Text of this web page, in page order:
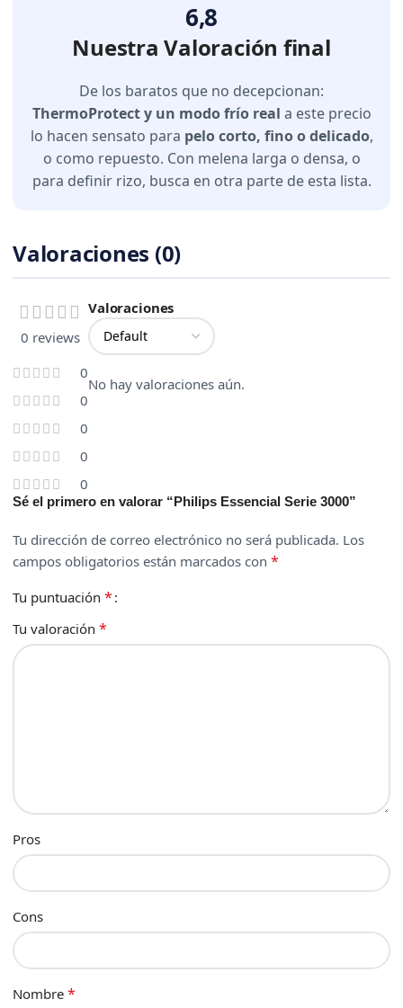
6,8
Nuestra Valoración final
De los baratos que no decepcionan:
ThermoProtect y un modo frío real a este precio
lo hacen sensato para pelo corto, fino o delicado,
o como repuesto. Con melena larga o densa, o
para definir rizo, busca en otra parte de esta lista.
Valoraciones (0)
0 reviews
0
0
0
0
0
Valoraciones
No hay valoraciones aún.
Sé el primero en valorar “Philips Essencial Serie 3000”
Tu dirección de correo electrónico no será publicada. Los
campos obligatorios están marcados con *
Tu puntuación *
Tu valoración *
Pros
Cons
Nombre *